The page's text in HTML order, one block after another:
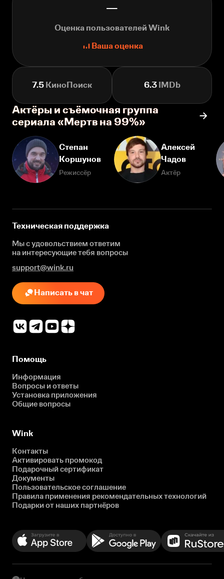
—
Оценка пользователей Wink
Ваша оценка
7.5 КиноПоиск 6.3IMDb
Актёры и съёмочная группа
сериала «Мертв на 99%»
Степан
Коршунов
Режиссёр
Алексей
Чадов
Актёр
Техническая поддержка
Мы с удовольствием ответим
на интересующиетебя вопросы
support@wink.ru
Написать в чат
Помощь
Информация
Вопросы и ответы
Установка приложения
Общие вопросы
Wink
Контакты
Активировать промокод
Подарочный сертификат
Документы
Пользовательское соглашение
Правила применения рекомендательных технологий
Подарки от наших партнёров